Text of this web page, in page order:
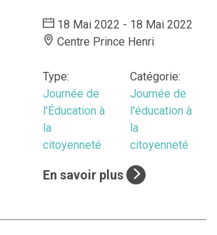
18 Mai 2022 - 18 Mai 2022
Centre Prince Henri
Type:
Journée de
l'Éducation à
la
citoyenneté
Catégorie:
Journée de
l'éducation à
la
citoyenneté
En savoir plus